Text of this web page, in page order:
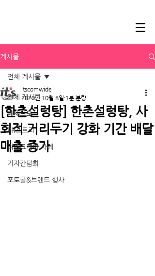
게시물
전체 게시물
매체보도
PR스토리
리스크케어 사례
기자간담회
포토콜&브랜드 행사
전체 게시물
[한촌설렁탕] 한촌설렁탕, 사
회적 거리두기 강화 기간 배달
매출 증가
itscomwide
2020년 10월 8일 1분 분량